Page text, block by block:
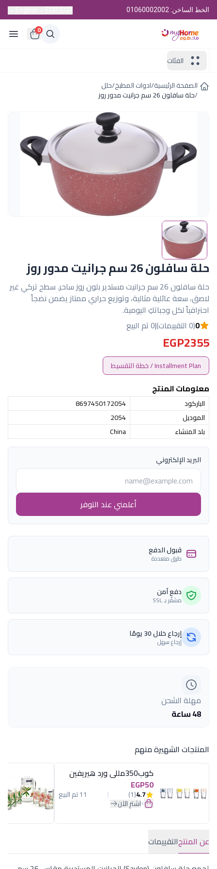
الخط الساخن: 01060002002
0
الفئات
الصفحة الرئيسية/ادوات المطبخ/حلل
/حلة سافلون 26 سم جرانيت مدور روز
حلة سافلون 26 سم جرانيت مدور روز
حلة سافلون 26 سم جرانيت مستدير بلون روز ساحر. سطح تركي غير
لاصق، سعة عائلية مثالية، وتوزيع حراري ممتاز يضمن نضجاً
احترافياً لكل وجباتكِ اليومية.
0(0 التقييمات) |0 تم البيع
EGP2355
Installment Plan / خطة التقسيط
معلومات المنتج
الباركود
8697450172054
الموديل
2054
بلد المنشاء
China
البريد الإلكتروني
أعلمني عند التوفر
قبول الدفع
طرق متعددة
دفع آمن
مشفّر بـ SSL
إرجاع خلال 30 يومًا
إرجاع سهل
مهلة الشحن
48 ساعة
المنتجات الشهيرة منهم
كوب350مللى ورد هيريفين
EGP50
4.7
(1) 11 تم البيع
اشترِ الآن
عن المنتجالتقييمات